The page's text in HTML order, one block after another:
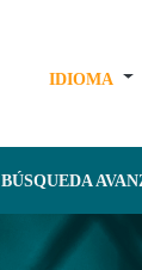
IDIOMA
BÚSQUEDA